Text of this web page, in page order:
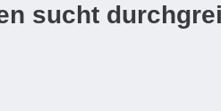
sucht